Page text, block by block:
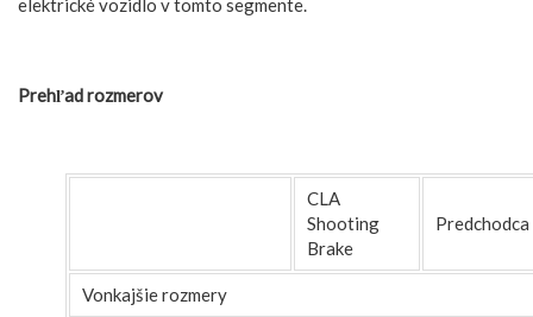
elektrické vozidlo v tomto segmente.
Prehľad rozmerov
CLA
Shooting
Brake
Predchodca
Vonkajšie rozmery